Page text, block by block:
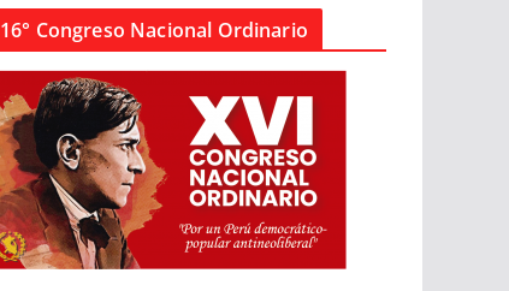
16° Congreso Nacional Ordinario